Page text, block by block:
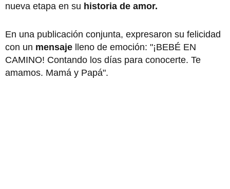
nueva etapa en su historia de amor.
En una publicación conjunta, expresaron su felicidad
con un mensaje lleno de emoción: "¡BEBÉ EN
CAMINO! Contando los días para conocerte. Te
amamos. Mamá y Papá".